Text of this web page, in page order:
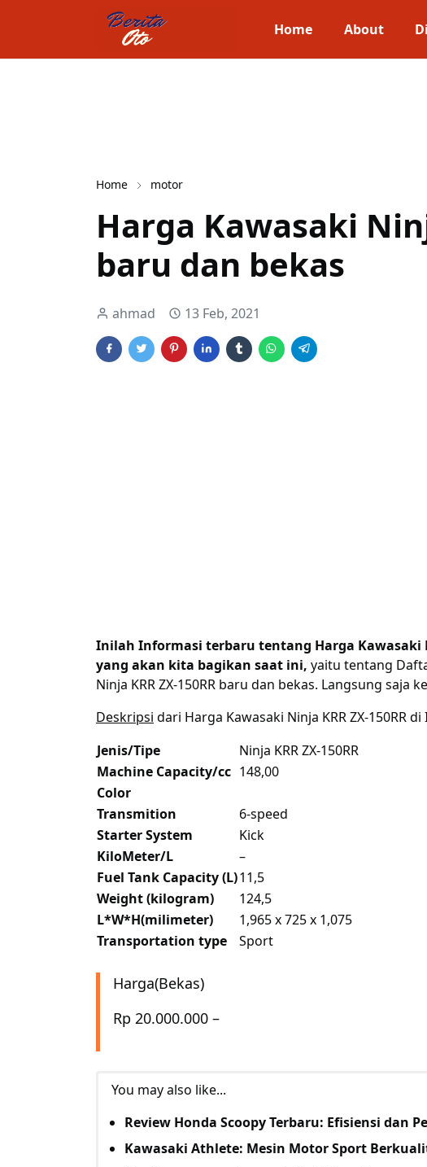
Home About
Home motor
Harga Kawasaki
baru dan bekas
ahmad 13 Feb, 2021
Inilah Informasi terbaru tentang Harga Kawasaki
yang akan kita bagikan saat ini, yaitu tentang
Ninja KRR ZX-150RR baru dan bekas. Langsung saja
Deskripsi dari Harga Kawasaki Ninja KRR ZX-150RR
Jenis/Tipe
Ninja KRR ZX-150RR
Machine Capacity/cc 148,00
Color
Transmition
6-speed
Starter System
Kick
KiloMeter/L
–
Fuel Tank Capacity (L)11,5
Weight (kilogram)
124,5
L*W*H(milimeter)
1,965 x 725 x 1,075
Transportation type
Sport
Harga(Bekas)
Rp 20.000.000 –
You may also like...
Review Honda Scoopy Terbaru: Efisiensi dan
Kawasaki Athlete: Mesin Motor Sport